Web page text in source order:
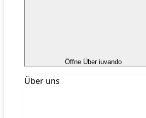
Öffne Über iuvando
Über uns